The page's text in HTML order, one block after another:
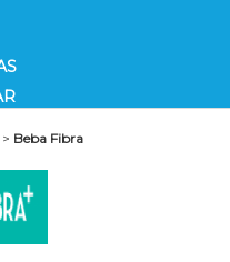
> Beba Fibra